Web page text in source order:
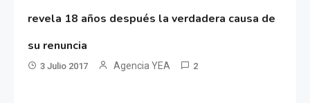
revela 18 años después la verdadera causa de
su renuncia
3 Julio 2017 Agencia YEA 2